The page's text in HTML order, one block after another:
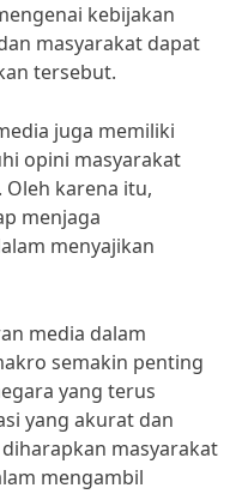
kebijakan
masyarakat dapat
tersebut.
juga memiliki
opini masyarakat
karena itu,
menjaga
menyajikan
media dalam
semakin penting
yang terus
yang akurat dan
masyarakat
mengambil